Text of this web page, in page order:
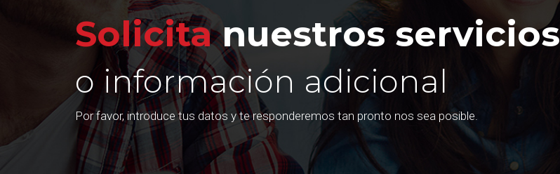
Solicitanuestros servicios
o información adicional
Por favor, introduce tus datos y te responderemos tan pronto nos sea posible.